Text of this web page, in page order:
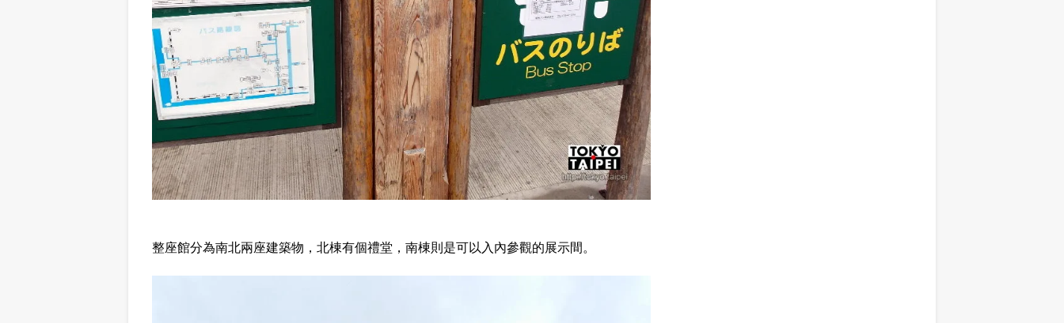
整座館分為南北兩座建築物，北棟有個禮堂，南棟則是可以入內參觀的展示間。